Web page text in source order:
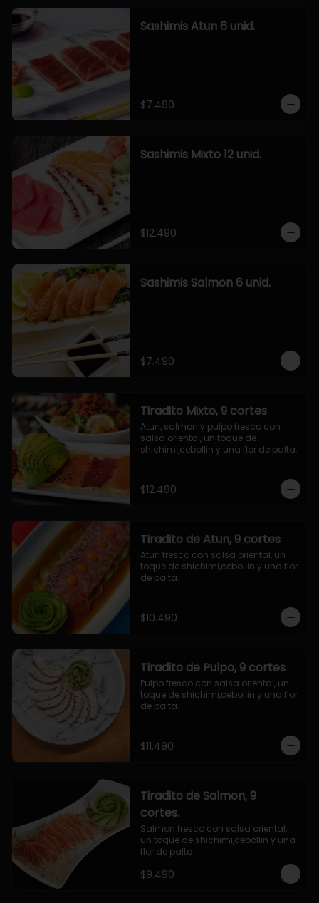
Sashimis Atun 6 unid.
$7.490
Sashimis Mixto 12 unid.
$12.490
Sashimis Salmon 6 unid.
$7.490
Tiradito Mixto, 9 cortes
Atun, salmon y pulpo fresco con
salsa oriental, un toque de
shichimi,cebollin y una flor de palta.
$12.490
Tiradito de Atun, 9 cortes
Atun fresco con salsa oriental, un
toque de shichimi,cebollin y una flor
de palta.
$10.490
Tiradito de Pulpo, 9 cortes
Pulpo fresco con salsa oriental, un
toque de shichimi,cebollin y una flor
de palta.
$11.490
Tiradito de Salmon, 9
cortes.
Salmon fresco con salsa oriental,
un toque de shichimi,cebollin y una
flor de palta.
$9.490